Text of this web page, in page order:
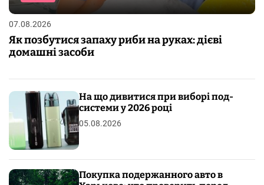
07.08.2026
Як позбутися запаху риби на руках: дієві
домашні засоби
На що дивитися при виборі под-
системи у 2026 році
05.08.2026
Покупка подержанного авто в